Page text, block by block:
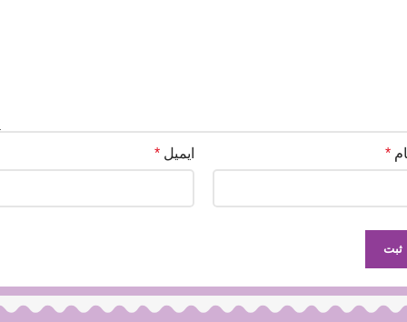
* ایمیل *